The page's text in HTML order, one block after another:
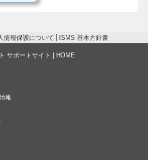
情報保護について ISMS 基本方針書
サポートサイト | HOME
報